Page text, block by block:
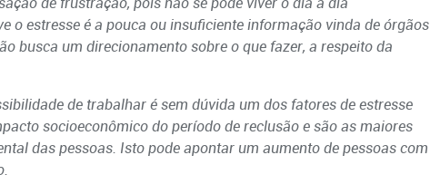
o estresse é a pouca ou insuficiente informação vinda de órgãos
busca um direcionamento sobre o que fazer, a respeito da
de trabalhar é sem dúvida um dos fatores de estresse
socioeconômico do período de reclusão e são as maiores
das pessoas. Isto pode apontar um aumento de pessoas com